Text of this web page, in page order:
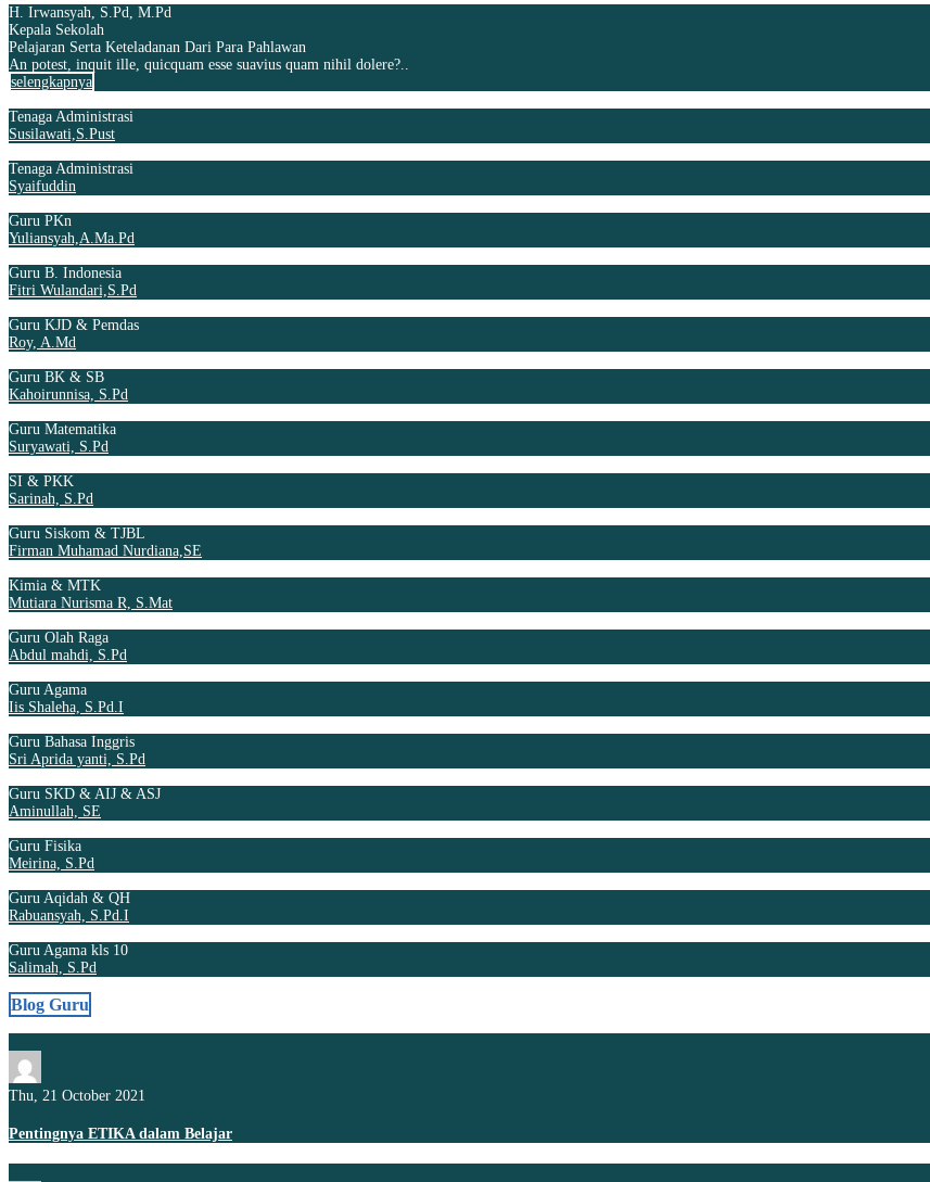
H. Irwansyah, S.Pd, M.Pd
Kepala Sekolah
Pelajaran Serta Keteladanan Dari Para Pahlawan
An potest, inquit ille, quicquam esse suavius quam nihil dolere?..
selengkapnya
Tenaga Administrasi
Susilawati,S.Pust
Tenaga Administrasi
Syaifuddin
Guru PKn
Yuliansyah,A.Ma.Pd
Guru B. Indonesia
Fitri Wulandari,S.Pd
Guru KJD & Pemdas
Roy, A.Md
Guru BK & SB
Kahoirunnisa, S.Pd
Guru Matematika
Suryawati, S.Pd
SI & PKK
Sarinah, S.Pd
Guru Siskom & TJBL
Firman Muhamad Nurdiana,SE
Kimia & MTK
Mutiara Nurisma R, S.Mat
Guru Olah Raga
Abdul mahdi, S.Pd
Guru Agama
Iis Shaleha, S.Pd.I
Guru Bahasa Inggris
Sri Aprida yanti, S.Pd
Guru SKD & AIJ & ASJ
Aminullah, SE
Guru Fisika
Meirina, S.Pd
Guru Aqidah & QH
Rabuansyah, S.Pd.I
Guru Agama kls 10
Salimah, S.Pd
Blog Guru
Thu, 21 October 2021
Pentingnya ETIKA dalam Belajar